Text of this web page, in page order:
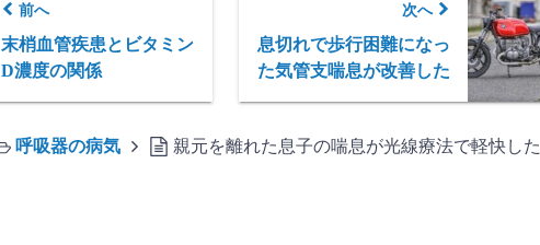
前へ
末梢血管疾患とビタミン
D濃度の関係
次へ
息切れで歩行困難になっ
た気管支喘息が改善した
呼吸器の病気 親元を離れた息子の喘息が光線療法で軽快した